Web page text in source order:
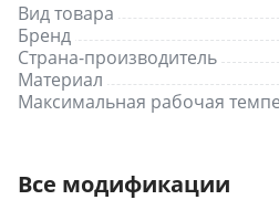
Вид товара
Бренд
Страна-производитель
Материал
Максимальная рабочая
Все модификации